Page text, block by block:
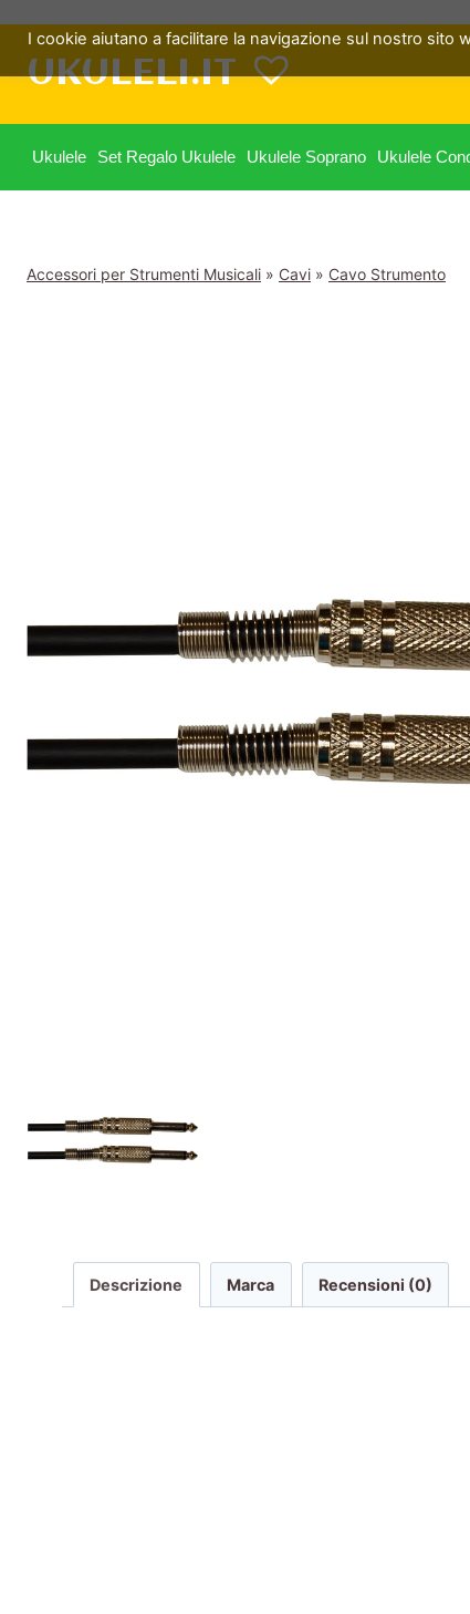
contenuto
UKULELI.IT
Ukulele Set Regalo Ukulele Ukulele Soprano Ukulele
Accessori per Strumenti Musicali » Cavi » Cavo Strumento
Descrizione Marca Recensioni (0)
I cookie aiutano a facilitare la navigazione sul nostro sito